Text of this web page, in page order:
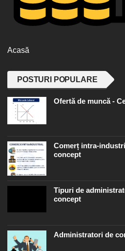
Acasă
POSTURI POPULARE
Ofertă de muncă -
Comerț intra-
concept
Tipuri de
concept
Administratori de